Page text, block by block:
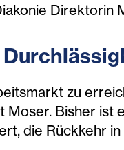
Direktorin
zu
Moser. Bisher ist
die Rückkehr